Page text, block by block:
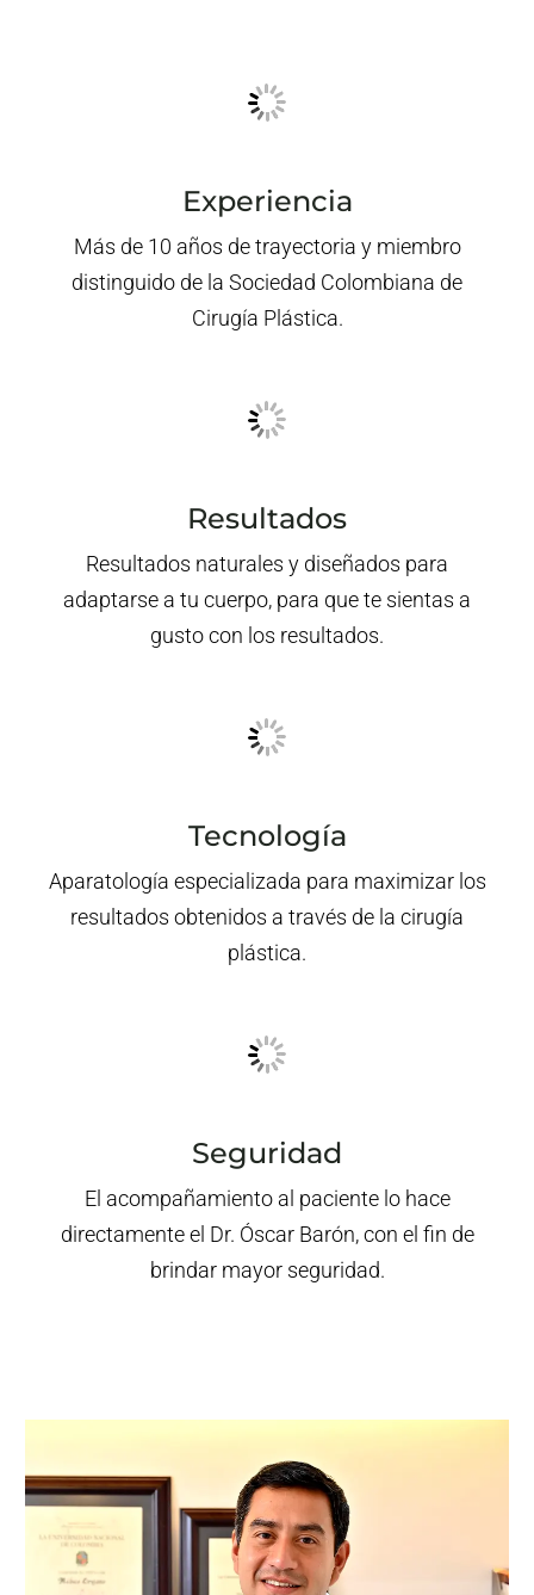
Experiencia
Más de 10 años de trayectoria y miembro
distinguido de la Sociedad Colombiana de
Cirugía Plástica.
Resultados
Resultados naturales y diseñados para
adaptarse a tu cuerpo, para que te sientas a
gusto con los resultados.
Tecnología
Aparatología especializada para maximizar los
resultados obtenidos a través de la cirugía
plástica.
Seguridad
El acompañamiento al paciente lo hace
directamente el Dr. Óscar Barón, con el fin de
brindar mayor seguridad.